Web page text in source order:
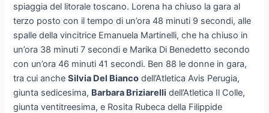
spiaggia del litorale toscano. Lorena ha chiuso la gara al
terzo posto con il tempo di un’ora 48 minuti 9 secondi, alle
spalle della vincitrice Emanuela Martinelli, che ha chiuso in
un’ora 38 minuti 7 secondi e Marika Di Benedetto secondo
con un’ora 46 minuti 41 secondi. Ben 88 le donne in gara,
tra cui ancheSilvia Del Bianco dell’Atletica Avis Perugia,
giunta sedicesima, Barbara Briziarelli dell’Atletica Il Colle,
giunta ventitreesima, e Rosita Rubeca della Filippide